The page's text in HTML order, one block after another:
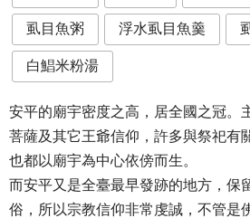
虱目魚粥 浮水虱目魚羹
白鯧米粉湯
安平的廟宇密度之高，居全國之冠。
菩薩及其它王爺信仰，許多與祭祀有
也都以廟宇為中心依傍而生。
而安平又是全臺最早發跡的地方，保
俗，所以宗教信仰非常虔誠，不管是